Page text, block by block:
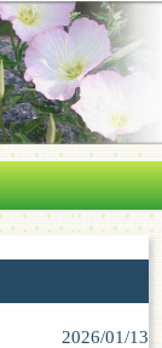
2026/01/13